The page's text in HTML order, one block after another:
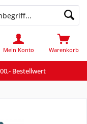
Bestellwert
Warenkorb
Mein Konto